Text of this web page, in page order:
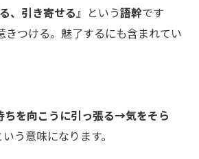
、引き寄せる』という語幹です
きつける。魅了するにも含まれてい
ちを向こうに引っ張る→気をそら
う意味になります。